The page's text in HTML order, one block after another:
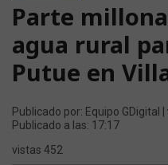
Parte
agua rural
Putue en
Publicado por: Equipo GDigital |
Publicado a las: 17:17
vistas 452